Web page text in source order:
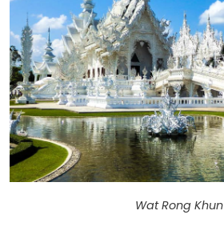
Wat Rong Khun